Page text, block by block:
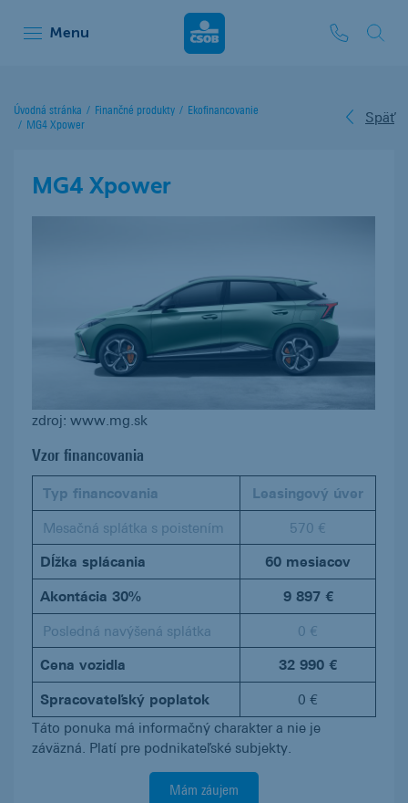
Menu ČSOB Leasing
Úvodná stránka Finančné produkty
Ekofinancovanie
MG4 Xpower
Späť
MG4 Xpower
zdroj: www.mg.sk
Vzor financovania
Typ financovania Leasingový úver
Mesačná splátka s poistením 570 €
Dĺžka splácania
60 mesiacov
Akontácia 30%
9 897 €
Posledná navýšená splátka 0 €
Cena vozidla
32 990 €
Spracovateľský poplatok
0 €
Táto ponuka má informačný charakter a nie je
záväzná. Platí pre podnikateľské subjekty.
Mám záujem